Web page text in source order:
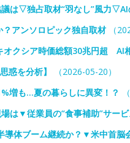
は▽独占取材“羽なし”風力▽AI
アンソロピック独自取材（
クシア時価総額30兆円超 AI
惑を分析】
（2026-05-20）
増も…夏の暮らしに異変！？
は▼従業員の“食事補助”サー
体ブーム継続か？▼米中首脳